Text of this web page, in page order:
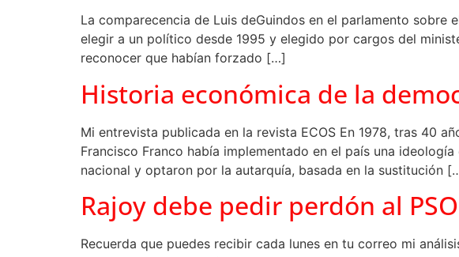
La comparecencia de Luis deGuindos en el parlamento
elegir a un político desde 1995 y elegido por cargos del
reconocer que habían forzado […]
Historia económica de la
Mi entrevista publicada en la revista ECOS En 1978, tras 40
Francisco Franco había implementado en el país una
nacional y optaron por la autarquía, basada en la sustitución
Rajoy debe pedir perdón al
Recuerda que puedes recibir cada lunes en tu correo mi